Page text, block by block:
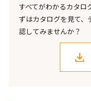
すべてがわかるカタロ
ずはカタログを見て、
認してみませんか？